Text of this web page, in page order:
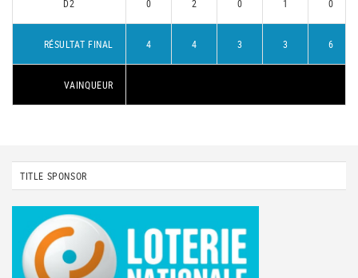
D2 0 2 0 1 0
RÉSULTAT FINAL 4 4 3 3 6
VAINQUEUR
TITLE SPONSOR